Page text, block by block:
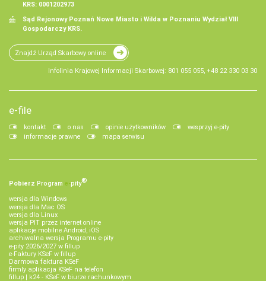
KRS: 0001202973
Sąd Rejonowy Poznań Nowe Miasto i Wilda w Poznaniu Wydział VIII
Gospodarczy KRS.
Znajdź Urząd Skarbowy online
Infolinia Krajowej Informacji Skarbowej: 801 055 055, +48 22 330 03 30
e-file
kontakt o nas opinie użytkowników
wesprzyj e-pity
informacje prawne
mapa serwisu
Pobierz Program e‑pity®
wersja dla Windows
wersja dla Mac OS
wersja dla Linux
wersja PIT przez internet online
aplikacje mobilne Android, iOS
archiwalna wersja Programu e-pity
e-pity 2026/2027 w fillup
e‑Faktury KSeF w fillup
Darmowa faktura KSeF
firmly aplikacja KSeF na telefon
fillup | k24 - KSeF w biurze rachunkowym